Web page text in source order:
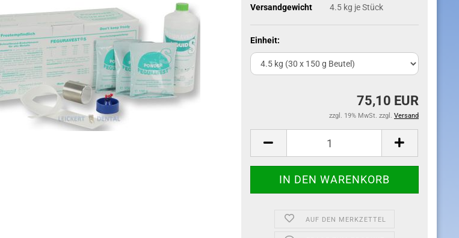
Versandgewicht 4.5kg je Stück
Einheit:
75,10 EUR
zzgl. 19% MwSt. zzgl. Versand
AUF DEN MERKZETTEL